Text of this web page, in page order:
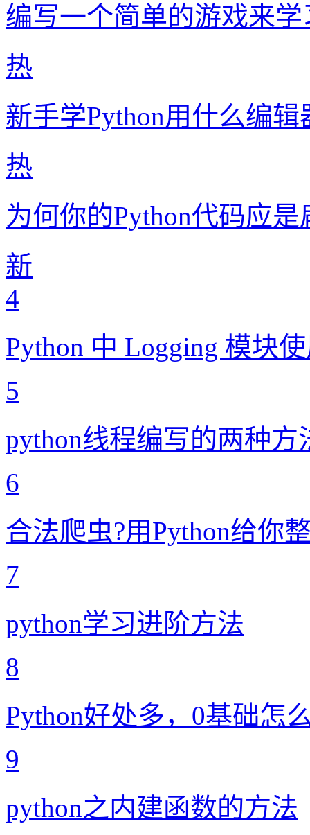
编写一个简单的游戏来学
热
新手学Python用什么编辑
热
为何你的Python代码应
新
4
Python 中 Logging 模块
5
python线程编写的两种方
6
合法爬虫?用Python给你
7
python学习进阶方法
8
Python好处多，0基础怎
9
python之内建函数的方法